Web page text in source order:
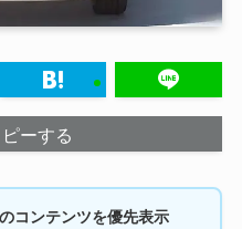
ーする
コンテンツを優先表示